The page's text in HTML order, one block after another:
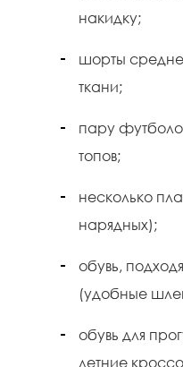
накидку;
шорты
ткани;
пару
топов;
несколько
нарядных);
обувь,
(удобные
обувь для
летние